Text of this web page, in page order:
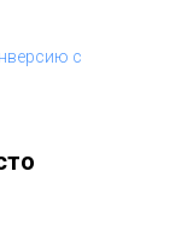
с